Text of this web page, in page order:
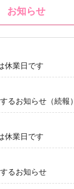
お知らせ
休業日です
るお知らせ（続報）
休業日です
るお知らせ